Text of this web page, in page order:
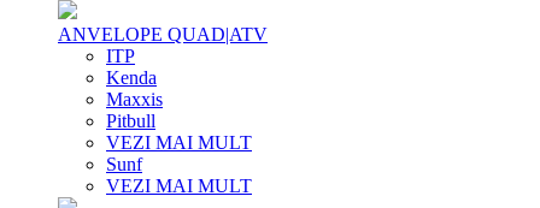
ANVELOPE QUAD|ATV
ITP
Kenda
Maxxis
Pitbull
VEZI MAI MULT
Sunf
VEZI MAI MULT